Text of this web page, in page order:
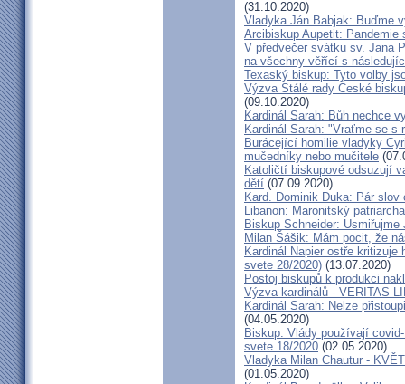
(31.10.2020)
Vladyka Ján Babjak: Buďme
Arcibiskup Aupetit: Pandemie
V předvečer svátku sv. Jana
na všechny věřící s
Texaský biskup: Tyto volby
Výzva Stálé rady České
(09.10.2020)
Kardinál Sarah: Bůh nechce
Kardinál Sarah: "Vraťme se s
Burácející homilie vladyky
mučedníky nebo mučitele
Katoličtí biskupové odsuzují
dětí (07.09.2020)
Kard. Dominik Duka: Pár slov
Libanon: Maronitský
Biskup Schneider:
Milan Šášik: Mám pocit, že
Kardinál Napier ostře
svete 28/2020) (13.07.2020)
Postoj biskupů k produkci
Výzva kardinálů - VERITAS
Kardinál Sarah: Nelze
(04.05.2020)
Biskup: Vlády používají
svete 18/2020 (02.05.2020)
Vladyka Milan Chautur -
(01.05.2020)